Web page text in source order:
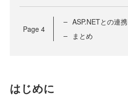
Page 4
ASP.NETとの連携
まとめ
はじめに